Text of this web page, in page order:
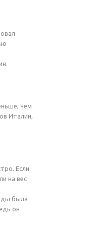
чем
Италии,
Если
на вес
была
он